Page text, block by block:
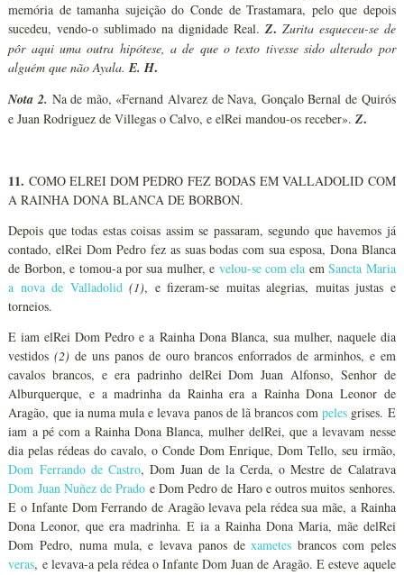
memória de tamanha sujeição do Conde de Trastamara, pelo que depois
sucedeu, vendo-o sublimado na dignidade Real. Z. Zurita esqueceu-se de
pôr aqui uma outra hipótese, a de que o texto tivesse sido alterado por
alguém que não Ayala.E. H.
Nota 2. Na de mão, «Fernand Alvarez de Nava, Gonçalo Bernal de Quirós
e Juan Rodriguez de Villegas o Calvo, e elRei mandou-os receber».Z.
11. COMO ELREI DOM PEDRO FEZ BODAS EM VALLADOLID COM
A RAINHA DONA BLANCA DE BORBON.
Depois que todas estas coisas assim se passaram, segundo que havemos já
contado, elRei Dom Pedro fez as suas bodas com sua esposa, Dona Blanca
de Borbon, e tomou-a por sua mulher, e velou-se com ela emSancta Maria
a nova de Valladolid (1), e fizeram-se muitas alegrias, muitas justas e
torneios.
E iam elRei Dom Pedro e a Rainha Dona Blanca, sua mulher, naquele dia
vestidos(2) de uns panos de ouro brancos enforrados de arminhos, e em
cavalos brancos, e era padrinho delRei Dom Juan Alfonso, Senhor de
Alburquerque, e a madrinha da Rainha era a Rainha Dona Leonor de
Aragão, que ia numa mula e levava panos de lã brancos compeles grises. E
iam a pé com a Rainha Dona Blanca, mulher delRei, que a levavam nesse
dia pelas rédeas do cavalo, o Conde Dom Enrique, Dom Tello, seu irmão,
Dom Ferrando de Castro, Dom Juan de la Cerda, o Mestre de Calatrava
Dom Juan Nuñez de Prado e Dom Pedro de Haro e outros muitos senhores.
E o Infante Dom Ferrando de Aragão levava pela rédea sua mãe, a Rainha
Dona Leonor, que era madrinha. E ia a Rainha Dona Maria, mãe delRei
Dom Pedro, numa mula, e levava panos dexametes brancos com peles
veras, e levava-a pela rédea o Infante Dom Juan de Aragão. E esteve aquele